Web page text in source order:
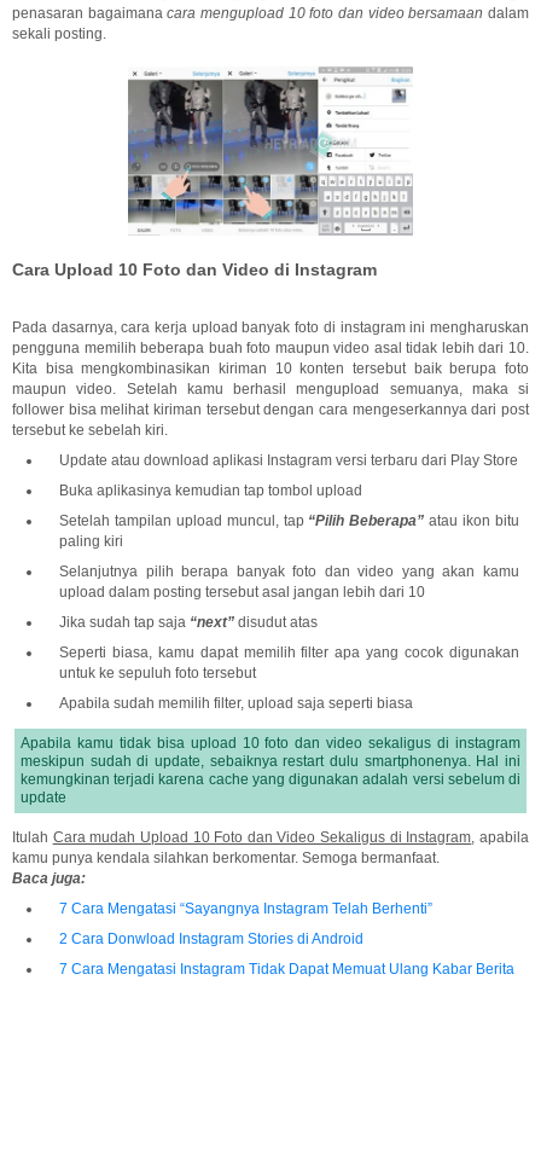
penasaran bagaimanacara mengupload 10 foto dan video bersamaan dalam
sekali posting.
Cara Upload 10 Foto dan Video di Instagram
Pada dasarnya, cara kerja upload banyak foto di instagram ini mengharuskan
pengguna memilih beberapa buah foto maupun video asal tidak lebih dari 10.
Kita bisa mengkombinasikan kiriman 10 konten tersebut baik berupa foto
maupun video. Setelah kamu berhasil mengupload semuanya, maka si
follower bisa melihat kiriman tersebut dengan cara mengeserkannya dari post
tersebut ke sebelah kiri.
Update atau download aplikasi Instagram versi terbaru dari Play Store
Buka aplikasinya kemudian tap tombol upload
Setelah tampilan upload muncul, tap “Pilih Beberapa” atau ikon bitu
paling kiri
Selanjutnya pilih berapa banyak foto dan video yang akan kamu
upload dalam posting tersebut asal jangan lebih dari 10
Jika sudah tap saja “next” disudut atas
Seperti biasa, kamu dapat memilih filter apa yang cocok digunakan
untuk ke sepuluh foto tersebut
Apabila sudah memilih filter, upload saja seperti biasa
Apabila kamu tidak bisa upload 10 foto dan video sekaligus di instagram
meskipun sudah di update, sebaiknya restart dulu smartphonenya. Hal ini
kemungkinan terjadi karena cache yang digunakan adalah versi sebelum di
update
Itulah Cara mudah Upload 10 Foto dan Video Sekaligus di Instagram , apabila
kamu punya kendala silahkan berkomentar. Semoga bermanfaat.
Baca juga:
7 Cara Mengatasi “Sayangnya Instagram Telah Berhenti”
2 Cara Donwload Instagram Stories di Android
7 Cara Mengatasi Instagram Tidak Dapat Memuat Ulang Kabar Berita